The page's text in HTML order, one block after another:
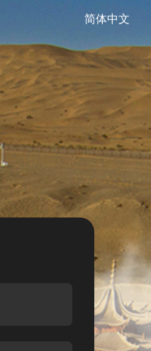
简体中文